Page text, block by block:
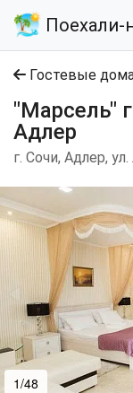
Поехали-
Гостевые
"Марсель"
Адлер
г. Сочи, Адлер,
1/48